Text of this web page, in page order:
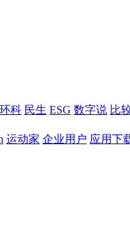
环科 民生 ESG 数字说 比
运动家 企业用户 应用下